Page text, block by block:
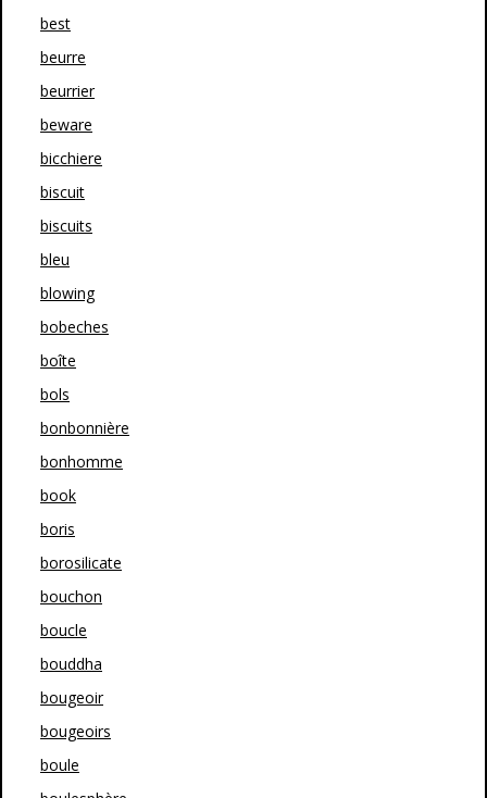
best
beurre
beurrier
beware
bicchiere
biscuit
biscuits
bleu
blowing
bobeches
boîte
bols
bonbonnière
bonhomme
book
boris
borosilicate
bouchon
boucle
bouddha
bougeoir
bougeoirs
boule